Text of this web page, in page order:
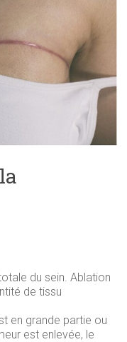
du sein. Ablation
de tissu
en grande partie ou
est enlevée, le